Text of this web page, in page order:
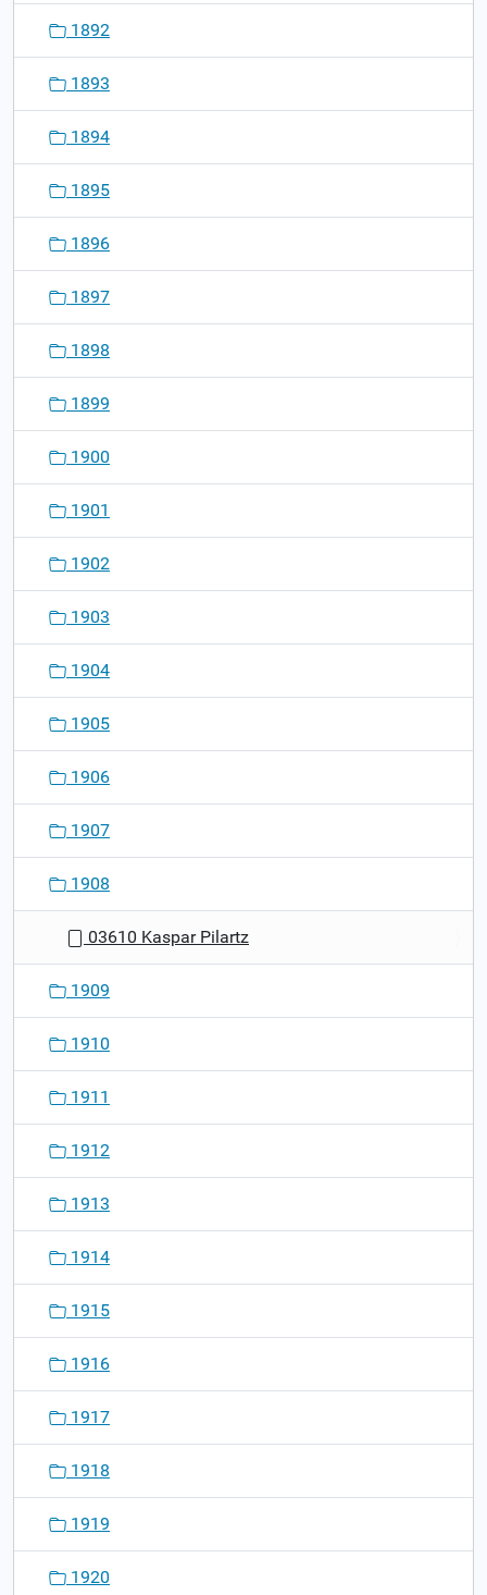
1892
1893
1894
1895
1896
1897
1898
1899
1900
1901
1902
1903
1904
1905
1906
1907
1908
03610 Kaspar Pilartz
1909
1910
1911
1912
1913
1914
1915
1916
1917
1918
1919
1920